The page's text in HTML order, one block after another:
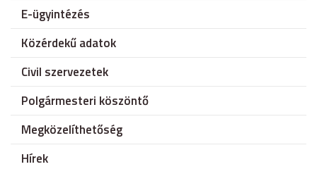
E-ügyintézés
Közérdekű adatok
Civil szervezetek
Polgármesteri köszöntő
Megközelíthetőség
Hírek